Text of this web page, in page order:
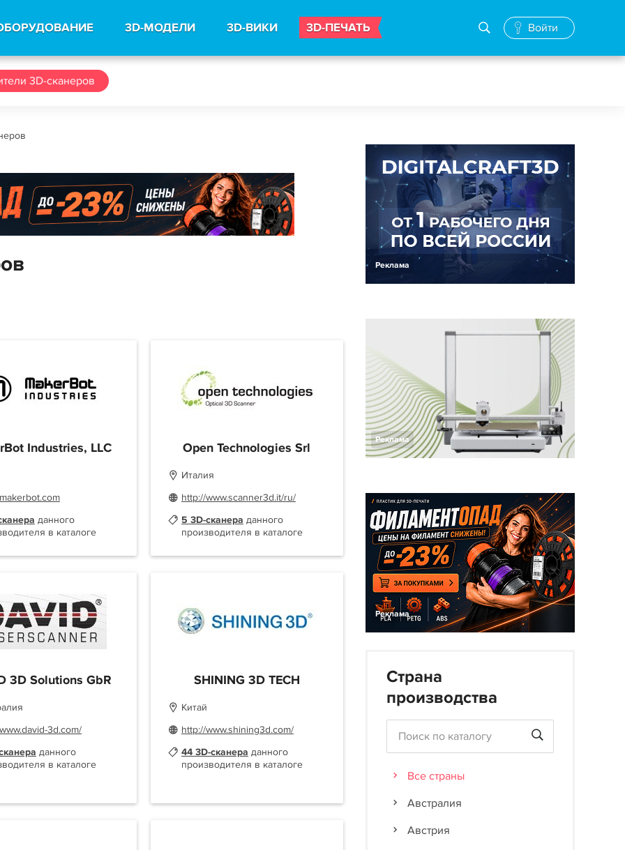
3D-МОДЕЛИ 3D-ВИКИ 3D-ПЕЧАТЬ Войти
3D-сканеров
Industries, LLC
данного
в каталоге
Open Technologies Srl
Италия
http://www.scanner3d.it/ru/
5 3D-сканера данного
производителя в каталоге
3D Solutions GbR
3d.com/
данного
в каталоге
SHINING 3D TECH
Китай
http://www.shining3d.com/
44 3D-сканера данного
производителя в каталоге
Реклама
Реклама
Реклама
Страна
производства
Все страны
Австралия
Австрия